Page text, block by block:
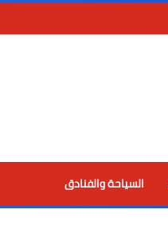
السياحة والفنادق